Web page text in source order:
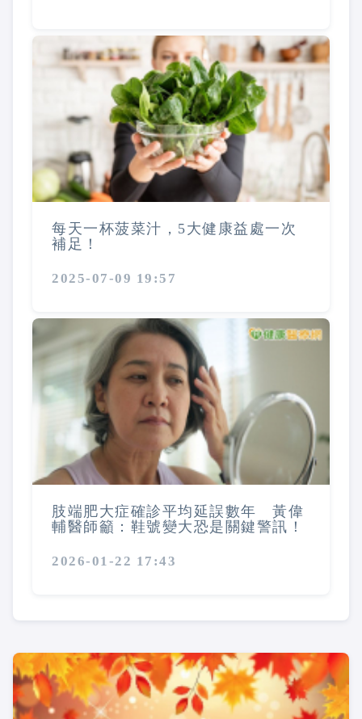
每天一杯菠菜汁，5大健康益處一次
補足！
2025-07-09 19:57
肢端肥大症確診平均延誤數年 黃偉
輔醫師籲：鞋號變大恐是關鍵警訊！
2026-01-22 17:43